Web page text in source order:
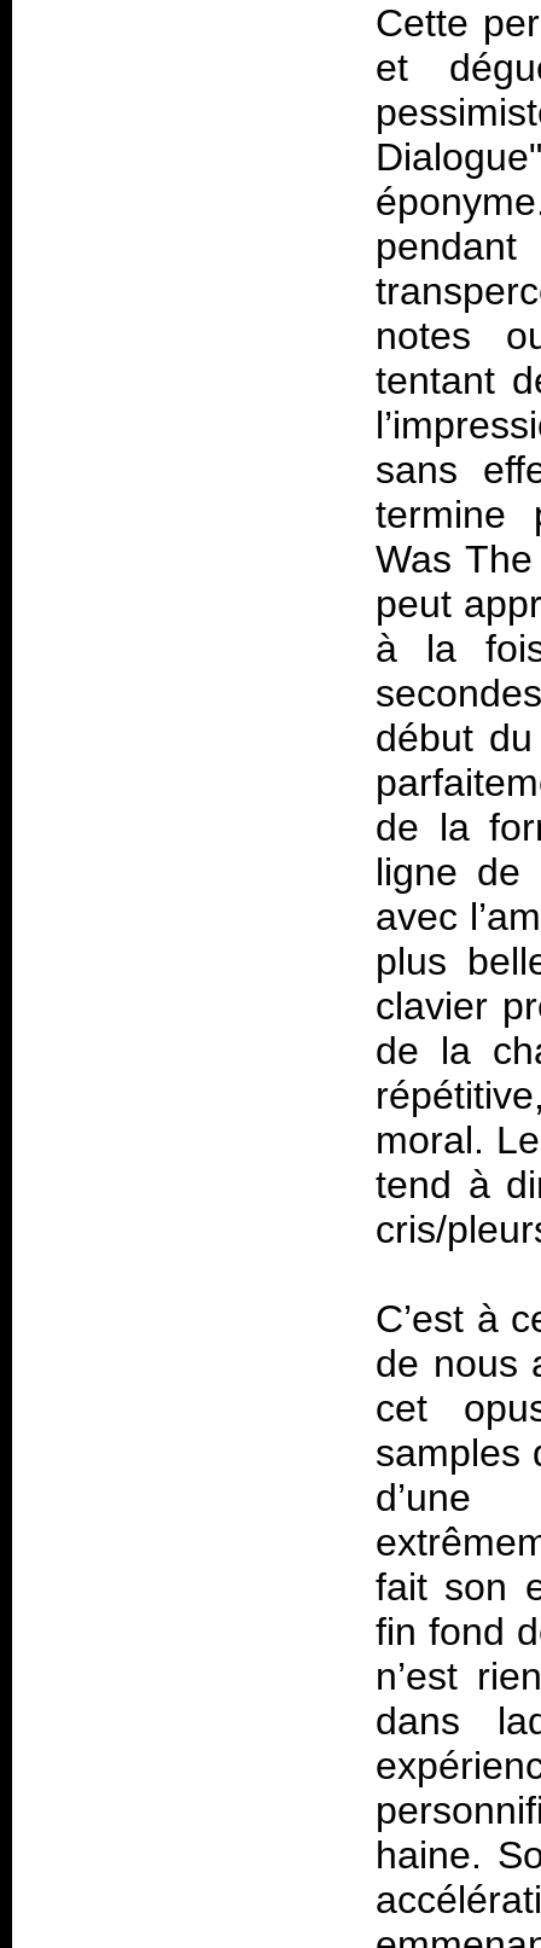
Cette
et
notes
tentant
sans
termine
Was
peut
à la
début
de la
ligne de
avec
plus
clavier
de la
moral.
tend à
cris/
C’est à
de nous
cet
samples
d’une
fait son
fin fond
n’est
dans
haine.